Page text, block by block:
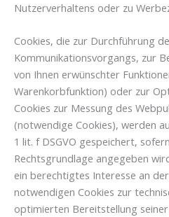
Nutzerverhaltens oder zu
Cookies, die zur Durchführung
Kommunikationsvorgangs, zur
von Ihnen erwünschter
Warenkorbfunktion) oder zur
Cookies zur Messung des
(notwendige Cookies), werden
1 lit. f DSGVO gespeichert,
Rechtsgrundlage angegeben
ein berechtigtes Interesse an
notwendigen Cookies zur
optimierten Bereitstellung